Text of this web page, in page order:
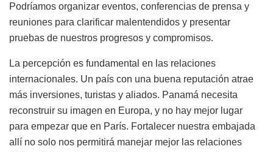
Podríamos organizar eventos, conferencias de prensa y
reuniones para clarificar malentendidos y presentar
pruebas de nuestros progresos y compromisos.
La percepción es fundamental en las relaciones
internacionales. Un país con una buena reputación atrae
más inversiones, turistas y aliados. Panamá necesita
reconstruir su imagen en Europa, y no hay mejor lugar
para empezar que en París. Fortalecer nuestra embajada
allí no solo nos permitirá manejar mejor las relaciones